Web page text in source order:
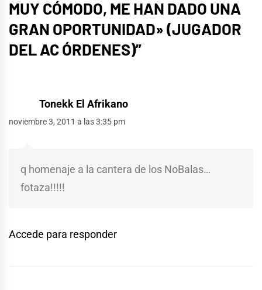
MUY CÓMODO, ME HAN DADO UNA
GRAN OPORTUNIDAD» (JUGADOR
DEL AC ÓRDENES)”
Tonekk El Afrikano
noviembre 3, 2011 a las 3:35 pm
q homenaje a la cantera de los NoBalas…
fotaza!!!!!
Accede para responder